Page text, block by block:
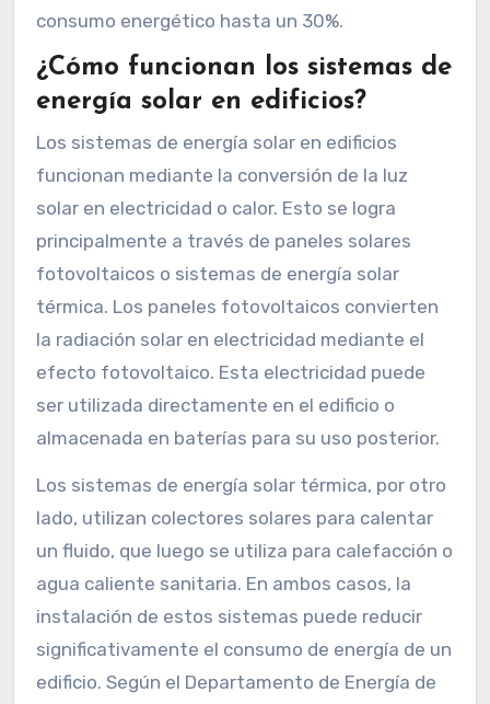
consumo energético hasta un 30%.
¿Cómo funcionan los sistemas de
energía solar en edificios?
Los sistemas de energía solar en edificios
funcionan mediante la conversión de la luz
solar en electricidad o calor. Esto se logra
principalmente a través de paneles solares
fotovoltaicos o sistemas de energía solar
térmica. Los paneles fotovoltaicos convierten
la radiación solar en electricidad mediante el
efecto fotovoltaico. Esta electricidad puede
ser utilizada directamente en el edificio o
almacenada en baterías para su uso posterior.
Los sistemas de energía solar térmica, por otro
lado, utilizan colectores solares para calentar
un fluido, que luego se utiliza para calefacción o
agua caliente sanitaria. En ambos casos, la
instalación de estos sistemas puede reducir
significativamente el consumo de energía de un
edificio. Según el Departamento de Energía de